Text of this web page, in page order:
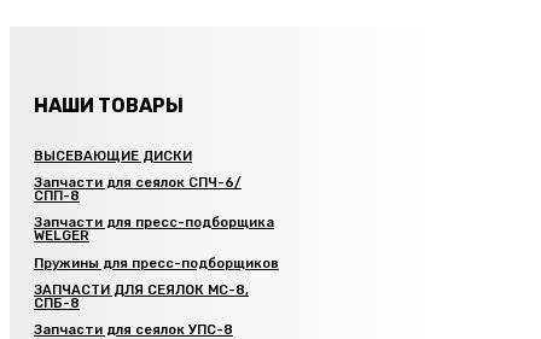
НАШИ ТОВАРЫ
ВЫСЕВАЮЩИЕ ДИСКИ
Запчасти для сеялок СПЧ-6/
СПП-8
Запчасти для пресс-подборщика
WELGER
Пружины для пресс-подборщиков
ЗАПЧАСТИ ДЛЯ СЕЯЛОК МС-8,
СПБ-8
Запчасти для сеялок УПС-8